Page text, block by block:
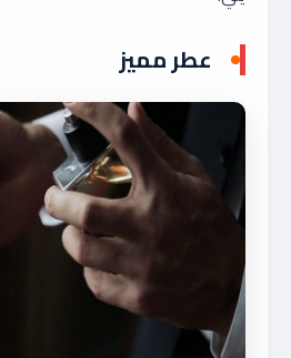
عطر مميز